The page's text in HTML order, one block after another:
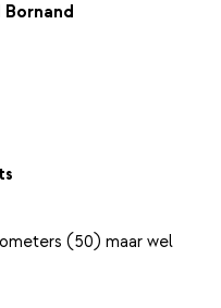
Bornand
(50) maar wel